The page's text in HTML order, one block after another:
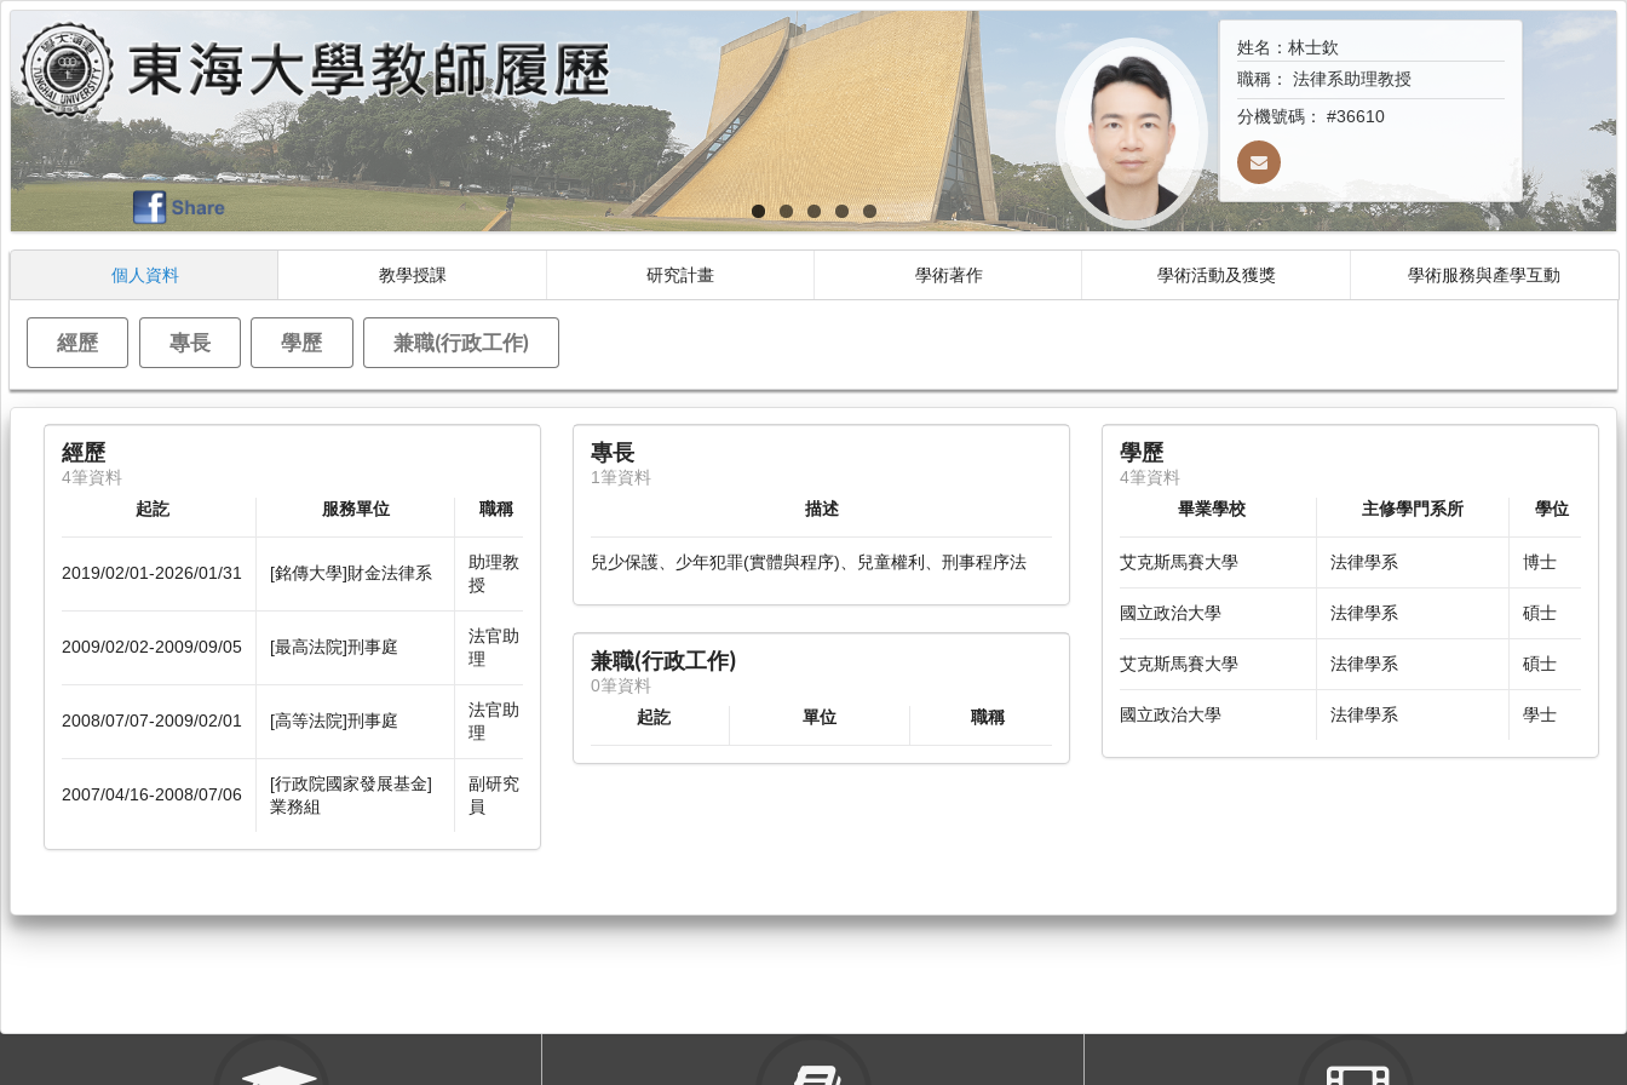
姓名：林士欽
職稱： 法律系助理教授
分機號碼： #36610
個人資料 教學授課 研究計畫 學術著作 學術活動及獲獎 學術服務與產學互動
經歷 專長 學歷 兼職(行政工作)
經歷
4筆資料
起訖
服務單位 職稱
2019/02/01-2026/01/31 [銘傳大學]財金法律系
助理教
授
2009/02/02-2009/09/05 [最高法院]刑事庭
法官助
理
2008/07/07-2009/02/01 [高等法院]刑事庭
法官助
理
2007/04/16-2008/07/06
[行政院國家發展基金]
業務組
副研究
員
專長
1筆資料
描述
兒少保護、少年犯罪(實體與程序)、兒童權利、刑事程序法
學歷
4筆資料
畢業學校
主修學門系所 學位
艾克斯馬賽大學 法律學系 博士
國立政治大學 法律學系 碩士
艾克斯馬賽大學 法律學系 碩士
國立政治大學 法律學系 學士
兼職(行政工作)
0筆資料
起訖
單位 職稱